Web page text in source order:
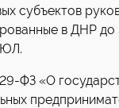
субъектов
в ДНР до
ФЗ «О